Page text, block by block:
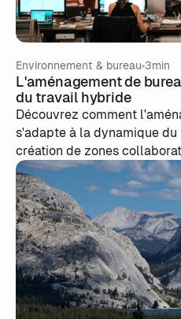
Environnement & bureau 3min
L'aménagement de
du travail hybride
Découvrez comment
s'adapte à la dynamique
création de zones
d'espaces individuels
innovantes pour répondre
oscillant entre télétravail et